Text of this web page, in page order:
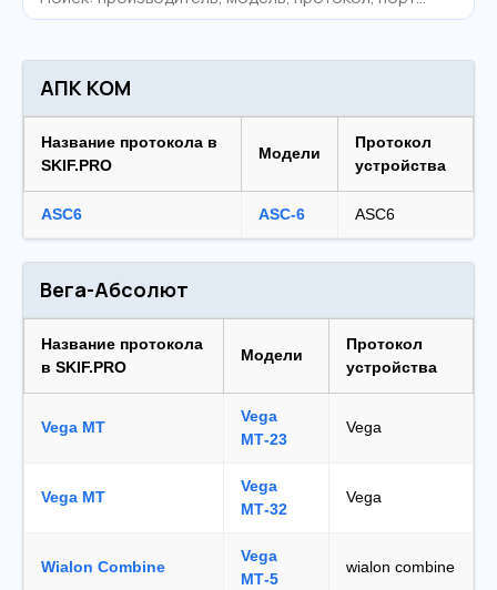
АПК КОМ
Название протокола в
SKIF.PRO
Модели
Протокол
устройства
ASC6 ASC-6 ASC6
Вега-Абсолют
Название протокола
в SKIF.PRO
Модели
Протокол
устройства
Vega MT
Vega
МТ-23
Vega
Vega MT
Vega
МТ-32
Vega
Wialon Combine
Vega
МТ-5
wialon combine